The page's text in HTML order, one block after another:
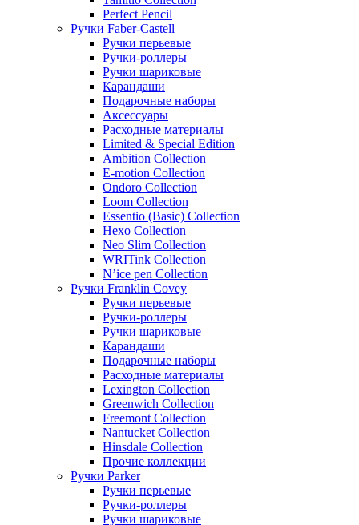
Perfect Pencil
Ручки Faber-Castell
Ручки перьевые
Ручки-роллеры
Ручки шариковые
Карандаши
Подарочные наборы
Аксессуары
Расходные материалы
Limited & Special Edition
Ambition Collection
E-motion Collection
Ondoro Collection
Loom Collection
Essentio (Basic) Collection
Hexo Collection
Neo Slim Collection
WRITink Collection
N’ice pen Collection
Ручки Franklin Covey
Ручки перьевые
Ручки-роллеры
Ручки шариковые
Карандаши
Подарочные наборы
Расходные материалы
Lexington Collection
Greenwich Collection
Freemont Collection
Nantucket Collection
Hinsdale Collection
Прочие коллекции
Ручки Parker
Ручки перьевые
Ручки-роллеры
Ручки шариковые